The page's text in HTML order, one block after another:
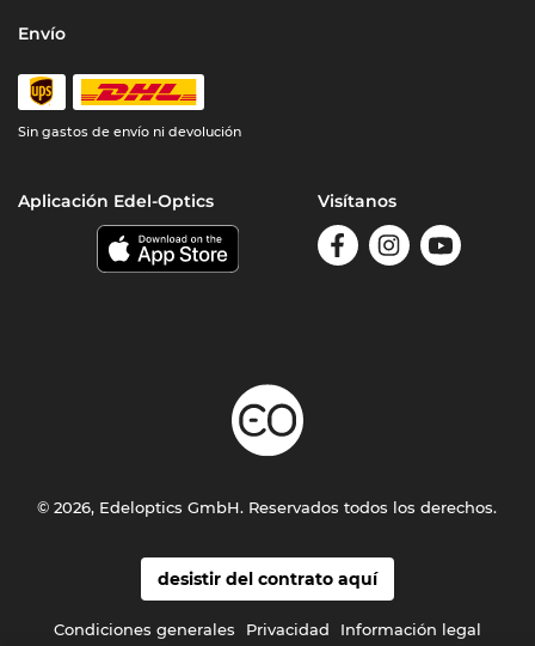
Envío
Sin gastos de envío ni devolución
Aplicación Edel-Optics Visítanos
desistir del contrato aquí
Condiciones generales Privacidad Información legal
© 2026, Edeloptics GmbH. Reservados todos los derechos.